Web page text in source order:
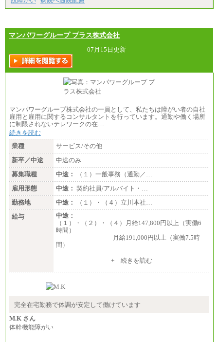
マンパワーグループ プラス株式会社
07月15日更新
マンパワーグループ株式会社の一員として、私たちは障がい者の自社
雇用と雇用に関するコンサルタントを行っています。通勤や働く場所
に制限されないテレワークの在…
続きを読む
業種
サービス/その他
新卒／中途
中途のみ
募集職種
中途：
（１）一般事務（通勤／…
雇用形態
中途： 契約社員/アルバイト・…
勤務地
中途：
（１）・（４）立川本社…
給与
中途：
（１）・（２）・（４）月給147,800円以上（実働6
時間）
月給191,000円以上（実働7.5時
間）
（３）月給191,000円以上（実働7.5時間）
（５）月給147,800円以上（実働6時間）
時給 1,226円（実働4.5時間）
間額換算額）
・退職金相当手当 37円
+ 続きを読む
完全在宅勤務で体調が安定して働けています
M.K さん
体幹機能障がい